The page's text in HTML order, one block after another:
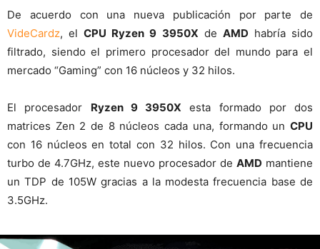
De acuerdo con una nueva publicación por parte de
VideCardz, elCPU Ryzen 9 3950X de AMD habría sido
filtrado, siendo el primero procesador del mundo para el
mercado “Gaming” con 16 núcleos y 32 hilos.
El procesador Ryzen 9 3950X esta formado por dos
matrices Zen 2 de 8 núcleos cada una, formando un CPU
con 16 núcleos en total con 32 hilos. Con una frecuencia
turbo de 4.7GHz, este nuevo procesador de AMD mantiene
un TDP de 105W gracias a la modesta frecuencia base de
3.5GHz.